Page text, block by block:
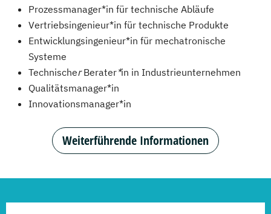
Prozessmanager*in für technische Abläufe
Vertriebsingenieur*in für technische Produkte
Entwicklungsingenieur*in für mechatronische
Systeme
TechnischerBerater*in in Industrieunternehmen
Qualitätsmanager*in
Innovationsmanager*in
Weiterführende Informationen